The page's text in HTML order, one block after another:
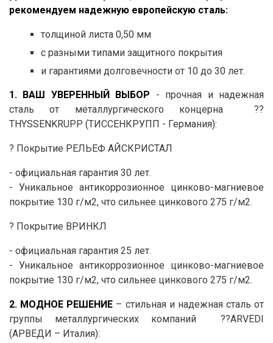
рекомендуем надежную европейскую сталь:
толщиной листа 0,50 мм
с разными типами защитного покрытия
и гарантиями долговечности от 10 до 30 лет.
1. ВАШ УВЕРЕННЫЙ ВЫБОР - прочная и надежная
сталь от металлургического концерна ??
THYSSENKRUPP (ТИССЕНКРУПП - Германия):
? Покрытие РЕЛЬЕФ АЙСКРИСТАЛ
- официальная гарантия 30 лет.
- Уникальное антикоррозионное цинково-магниевое
покрытие 130 г/м2, что сильнее цинкового 275 г/м2.
? Покрытие ВРИНКЛ
- официальная гарантия 25 лет.
- Уникальное антикоррозионное цинково-магниевое
покрытие 130 г/м2, что сильнее цинкового 275 г/м2.
2. МОДНОЕ РЕШЕНИЕ – стильная и надежная сталь от
группы металлургических компаний ??ARVEDI
(АРВЕДИ – Италия):